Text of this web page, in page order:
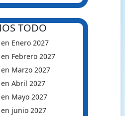
TODO
Enero 2027
Febrero 2027
Marzo 2027
Abril 2027
Mayo 2027
junio 2027